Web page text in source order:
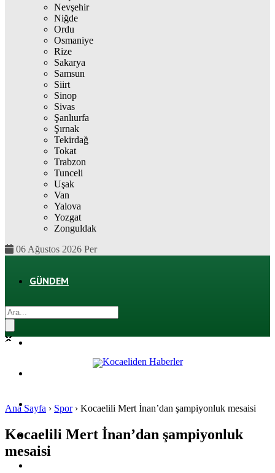
Nevşehir
Niğde
Ordu
Osmaniye
Rize
Sakarya
Samsun
Siirt
Sinop
Sivas
Şanlıurfa
Şırnak
Tekirdağ
Tokat
Trabzon
Tunceli
Uşak
Van
Yalova
Yozgat
Zonguldak
06 Ağustos 2026 Per
GÜNDEM
SPOR
MAGAZIN
Ana Sayfa › Spor› Kocaelili Mert İnan’dan şampiyonluk mesaisi
Kocaelili Mert İnan’dan şampiyonluk
mesaisi